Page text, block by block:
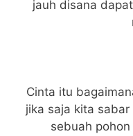
jauh disana
Cinta itu
jika saja kita
sebuah